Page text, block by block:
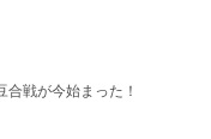
戦が今始まった！